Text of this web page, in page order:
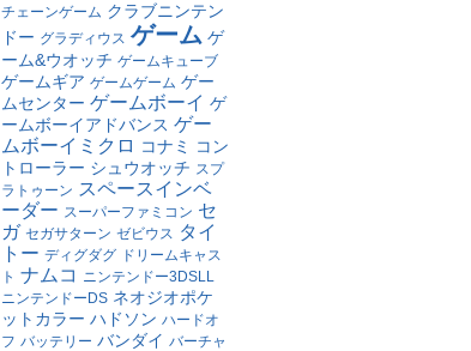
チェーンゲーム クラブニンテン
ドー グラディウス ゲーム ゲ
ーム&ウオッチ ゲームキューブ
ゲームギア ゲームゲーム ゲー
ムセンター ゲームボーイ ゲ
ームボーイアドバンス ゲー
ムボーイミクロ コナミ
コン
トローラー シュウオッチ スプ
ラトゥーン スペースインベ
ーダー スーパーファミコン セ
ガ セガサターン ゼビウス タイ
トー ディグダグ ドリームキャス
ト ナムコ ニンテンドー3DSLL
ニンテンドーDS ネオジオポケ
ットカラー ハドソン ハードオ
フ バッテリー バンダイ バーチャ